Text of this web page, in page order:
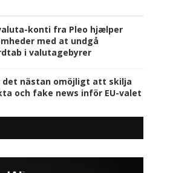
op igen
grundvandet med
dataniveau
konti fra Pleo hjælper
med at undgå
i valutagebyrer
det nästan omöjligt att skilja
och fake news inför EU-valet